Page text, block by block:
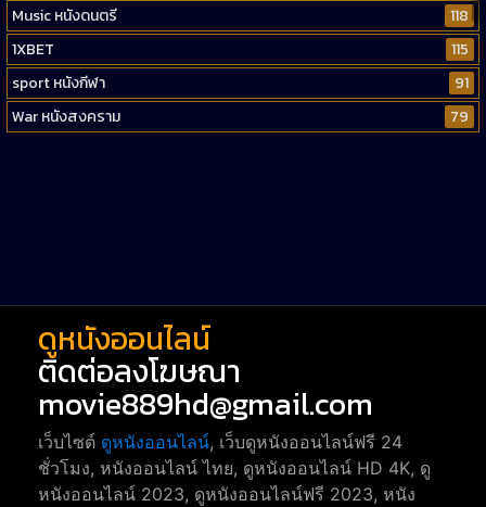
Music หนังดนตรี
118
1XBET
115
sport หนังกีฬา
91
War หนังสงคราม
79
ดูหนังออนไลน์
ติดต่อลงโฆษณา
movie889hd@gmail.com
เว็บไซต์ ดูหนังออนไลน์, เว็บดูหนังออนไลน์ฟรี 24
ชั่วโมง, หนังออนไลน์ ไทย, ดูหนังออนไลน์ HD 4K, ดู
หนังออนไลน์ 2023, ดูหนังออนไลน์ฟรี 2023, หนัง